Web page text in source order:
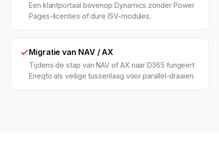
Een klantportaal bovenop Dynamics zonder Power
Pages-licenties of dure ISV-modules.
Migratie van NAV / AX
Tijdens de stap van NAV of AX naar D365 fungeert
Eneqto als veilige tussenlaag voor parallel-draaien.